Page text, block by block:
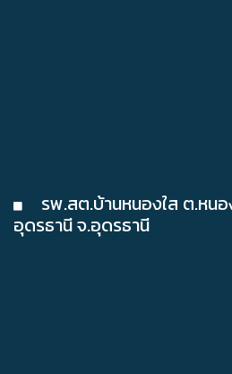
รพ.สต.บ้านหนองใส ต.หนอ
อุดรธานี จ.อุดรธานี